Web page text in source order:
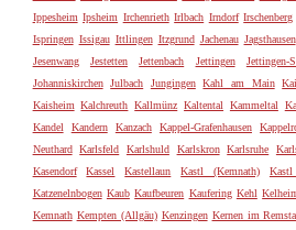
Ippesheim Ipsheim Irchenrieth Irlbach Irndorf Irschenberg
Ispringen Issigau Ittlingen Itzgrund Jachenau Jagsthausen
Jesenwang
Jestetten Jettenbach Jettingen Jettingen-
Johanniskirchen
Julbach Jungingen Kahl am Main
Kaisheim Kalchreuth Kallmünz Kaltental Kammeltal
Kandel
Kandern Kanzach Kappel-Grafenhausen
Neuthard
Karlsfeld Karlshuld Karlskron Karlsruhe
Kasendorf
Kassel Kastellaun Kastl (Kemnath) Kastl
Katzenelnbogen Kaub Kaufbeuren Kaufering Kehl
Kemnath Kempten (Allgäu) Kenzingen Kernen im